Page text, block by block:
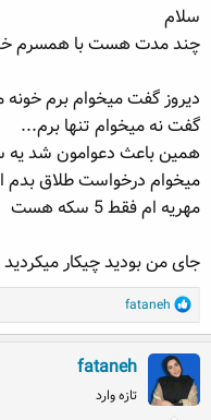
ه
م
و
ع
سلام
چند مدت هست با همسرم
دیروز گفت میخوام برم خونه
گفت نه میخوام تنها برم...
همین باعث دعوامون شد
میخوام درخواست طلاق بدم
مهریه ام فقط 5 سکه هست
جای من بودید چیکار
R
e
c
i
fataneh
fataneh
تازه وارد